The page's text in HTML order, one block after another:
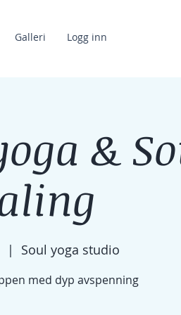
Galleri Logg inn
&
  |
Soul yoga studio
med dyp avspenning